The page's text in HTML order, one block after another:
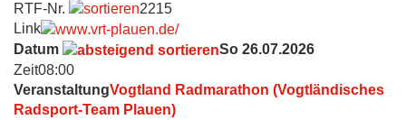
RTF-Nr.
2215
Link
Datum
So 26.07.2026
Zeit08:00
VeranstaltungVogtland Radmarathon (Vogtländisches
Radsport-Team Plauen)